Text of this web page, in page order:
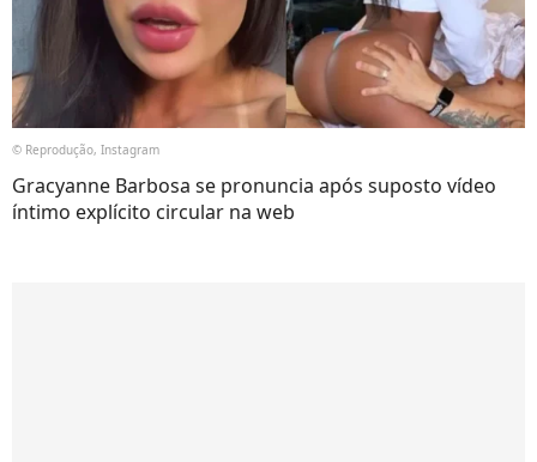
© Reprodução, Instagram
Gracyanne Barbosa se pronuncia após suposto vídeo
íntimo explícito circular na web